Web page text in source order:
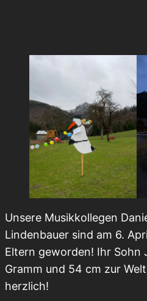
Unsere Musikkollegen
Lindenbauer sind am 6.
Eltern geworden! Ihr Sohn
Gramm und 54 cm zur
herzlich!